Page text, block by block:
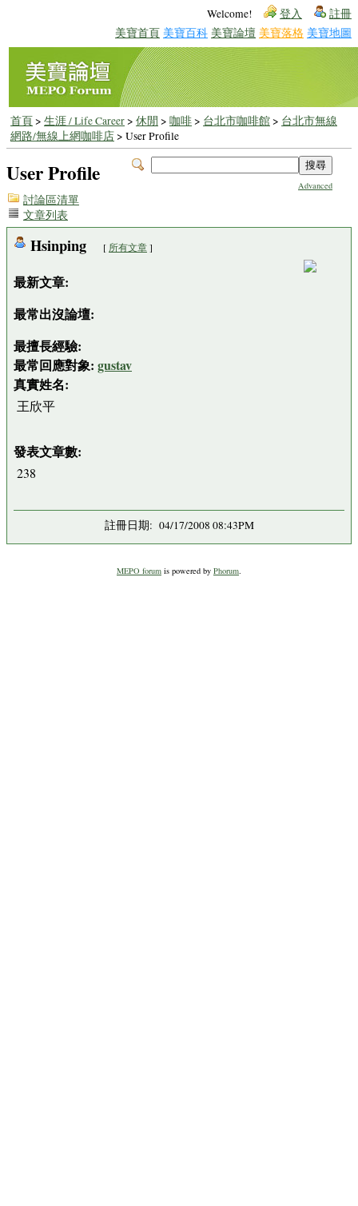
Welcome! 登入 註冊
美寶首頁 美寶百科 美寶論壇 美寶落格 美寶地圖
首頁> 生涯 / Life Career> 休閒 > 咖啡> 台北市咖啡館> 台北市無線
網路/無線上網咖啡店> User Profile
Advanced
User Profile
討論區清單
文章列表
Hsinping [ 所有文章]
最新文章:
最常出沒論壇:
最擅長經驗:
最常回應對象: gustav
真實姓名:
王欣平
發表文章數:
238
註冊日期: 04/17/2008 08:43PM
MEPO forum is powered by Phorum.